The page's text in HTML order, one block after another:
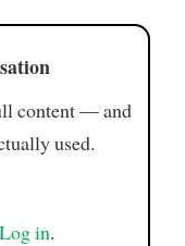
content — and
used.
Log in.